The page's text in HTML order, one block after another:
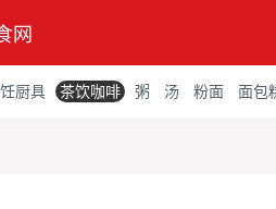
网
厨具 茶饮咖啡 粥 汤 粉面 面包